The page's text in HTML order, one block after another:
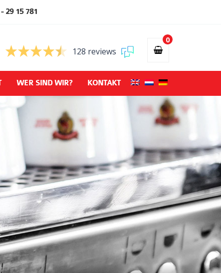
29 15 781
128 reviews
0
WER SIND WIR? KONTAKT